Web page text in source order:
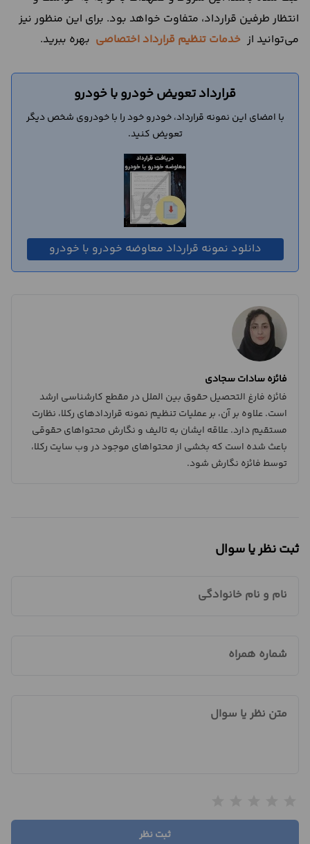
انتظار طرفین قرارداد، متفاوت خواهد بود. برای این منظور نیز
می‌توانید از خدمات تنظیم قرارداد اختصاصی بهره ببرید.
قرارداد تعویض خودرو با خودرو
با امضای این نمونه قرارداد، خودرو خود را با خودروی شخص دیگر
تعویض کنید.
دانلود نمونه قرارداد معاوضه خودرو با خودرو
فائزه سادات سجادی
فائزه فارغ التحصیل حقوق بین الملل در مقطع کارشناسی ارشد
است. علاوه بر آن، بر عملیات تنظیم نمونه قراردادهای رکلا، نظارت
مستقیم دارد. علاقه ایشان به تالیف و نگارش محتواهای حقوقی
باعث شده است که بخشی از محتواهای موجود در وب سایت رکلا،
توسط فائزه نگارش شود.
ثبت نظر یا سوال
نام و نام خانوادگی
شماره همراه
متن نظر یا سوال
ثبت نظر